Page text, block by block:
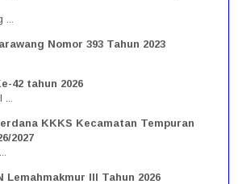
Nomor 393 Tahun 2023
42 tahun 2026
KKKS Kecamatan Tempuran
2027
Lemahmakmur III Tahun 2026